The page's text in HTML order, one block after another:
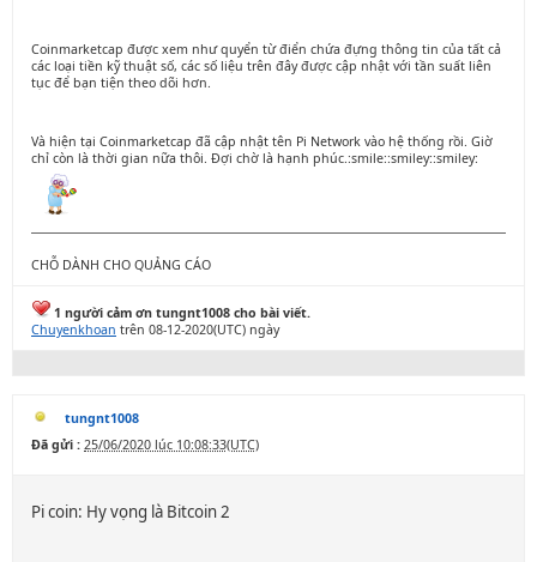
Coinmarketcap được xem như quyển từ điển chứa đựng thông tin của tất cả
các loại tiền kỹ thuật số, các số liệu trên đây được cập nhật với tần suất liên
tục để bạn tiện theo dõi hơn.
Và hiện tại Coinmarketcap đã cập nhật tên Pi Network vào hệ thống rồi. Giờ
chỉ còn là thời gian nữa thôi. Đợi chờ là hạnh phúc.:smile::smiley::smiley:
CHỖ DÀNH CHO QUẢNG CÁO
1 người cảm ơn tungnt1008 cho bài viết.
Chuyenkhoan trên 08-12-2020(UTC) ngày
tungnt1008
Đã gửi : 25/06/2020 lúc 10:08:33(UTC)
Pi coin: Hy vọng là Bitcoin 2